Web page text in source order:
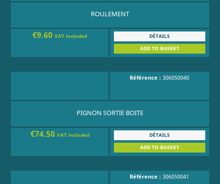
ROULEMENT
€9.60VAT included
DÉTAILS
ADD TO BASKET
Référence :306050040
PIGNON SORTIE BOITE
€74.50 VAT included
DÉTAILS
ADD TO BASKET
Référence :306050041